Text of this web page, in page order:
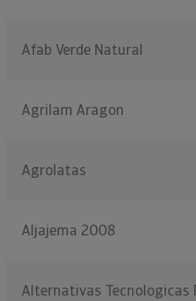
Afab Verde Natural
Agrilam Aragon
Agrolatas
Aljajema 2008
Alternativas Tecnologicas